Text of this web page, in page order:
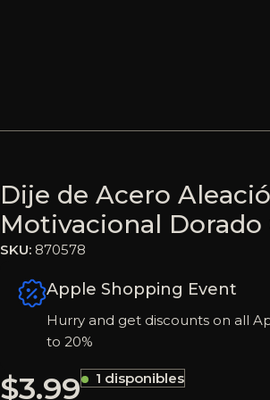
Dije de Acero
Motivacional Dorado
SKU: 870578
Apple Shopping Event
Hurry and get discounts on all
to 20%
$3.99 1 disponibles